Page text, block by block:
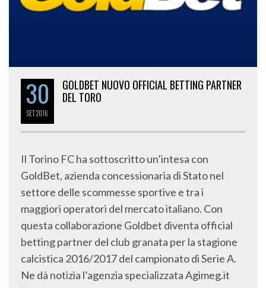
30
SET2016
GOLDBET NUOVO OFFICIAL BETTING PARTNER
DEL TORO
Il Torino FC ha sottoscritto un’intesa con
GoldBet, azienda concessionaria di Stato nel
settore delle scommesse sportive e tra i
maggiori operatori del mercato italiano. Con
questa collaborazione Goldbet diventa official
betting partner del club granata per la stagione
calcistica 2016/2017 del campionato di Serie A.
Ne dà notizia l’agenzia specializzata Agimeg.it